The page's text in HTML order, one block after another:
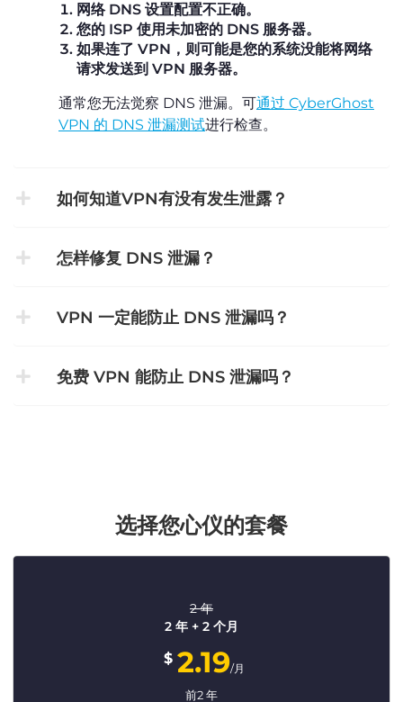
网络 DNS 设置配置不正确。
您的 ISP 使用未加密的 DNS 服务器。
如果连了 VPN，则可能是您的系统没能将网络
请求发送到 VPN 服务器。
通常您无法觉察 DNS 泄漏。可通过 CyberGhost
VPN 的 DNS 泄漏测试进行检查。
如何知道VPN有没有发生泄露？
怎样修复 DNS 泄漏？
VPN 一定能防止 DNS 泄漏吗？
免费 VPN 能防止 DNS 泄漏吗？
选择您心仪的套餐
2 年
2 年 + 2 个月
$ 2.19/月
前2 年